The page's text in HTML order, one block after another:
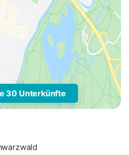
30 Unterkünfte